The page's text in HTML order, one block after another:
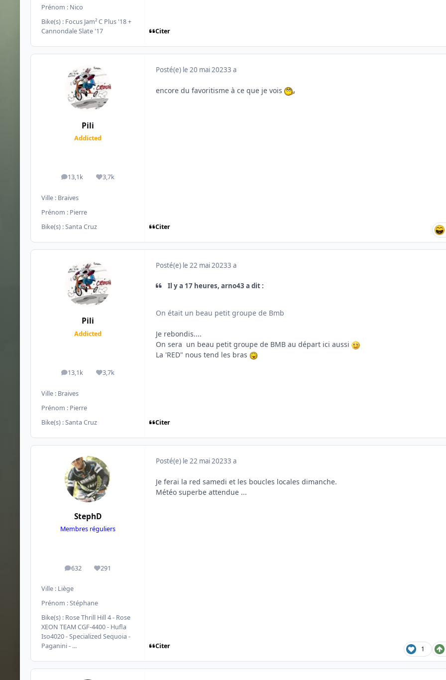
Prénom : Nico
Bike(s) : Focus Jam² C Plus '18 +
Cannondale Slate '17
Citer
Pili
Addicted
13,1k
messages3,7k
Réputation
Ville : Braives
Prénom : Pierre
Bike(s) :Santa Cruz
Posté(e) le 20 mai 20233 a
encore du favoritisme à ce que je vois
Citer
Pili
Addicted
13,1k
messages3,7k
Réputation
Ville : Braives
Prénom : Pierre
Bike(s) :Santa Cruz
Posté(e) le 22 mai 20233 a
Il y a 17 heures, arno43 a dit :
On était un beau petit groupe de Bmb
Je rebondis....
On sera un beau petit groupe de BMB au départ ici aussi
La 'RED" nous tend les bras
Citer
StephD
Membres réguliers
632
messages291
Réputation
Ville : Liège
Prénom :Stéphane
Bike(s) : Rose Thrill Hill 4 - Rose
XEON TEAM CGF-4400 - Hufla
Iso4020 - Specialized Sequoia -
Paganini - ...
Posté(e) le 22 mai 20233 a
Je ferai la red samedi et les boucles locales dimanche.
Météo superbe attendue ...
Citer 1